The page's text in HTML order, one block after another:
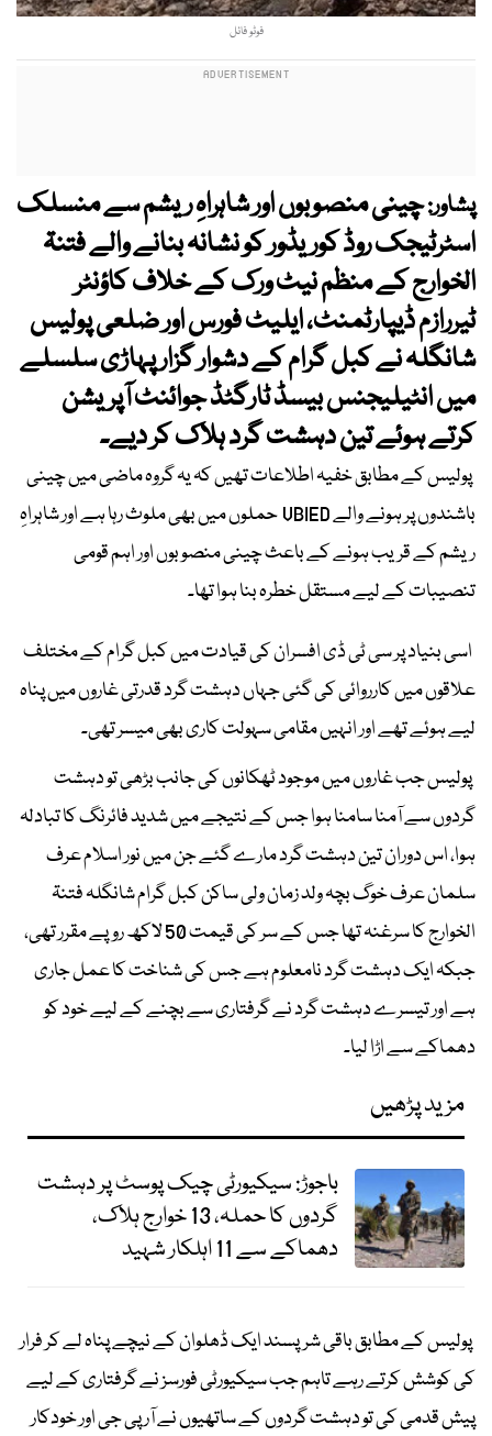
فوٹو فائل
پشاور:چینی منصوبوں اور شاہراہِ ریشم سے منسلک
اسٹرٹیجک روڈ کوریڈور کو نشانہ بنانے والے فتنۃ
الخوارج کے منظم نیٹ ورک کے خلاف کاؤنٹر
ٹیررازم ڈیپارٹمنٹ، ایلیٹ فورس اور ضلعی پولیس
شانگلہ نے کبل گرام کے دشوار گزار پہاڑی سلسلے
میں انٹیلیجنس بیسڈ ٹارگٹڈ جوائنٹ آپریشن
کرتے ہوئے تین دہشت گرد ہلاک کر دیے۔
پولیس کے مطابق خفیہ اطلاعات تھیں کہ یہ گروہ ماضی میں چینی
باشندوں پر ہونے والے VBIED حملوں میں بھی ملوث رہا ہے اور شاہراہِ
ریشم کے قریب ہونے کے باعث چینی منصوبوں اور اہم قومی
تنصیبات کے لیے مستقل خطرہ بنا ہوا تھا۔
اسی بنیاد پر سی ٹی ڈی افسران کی قیادت میں کبل گرام کے مختلف
علاقوں میں کارروائی کی گئی جہاں دہشت گرد قدرتی غاروں میں پناہ
لیے ہوئے تھے اور انہیں مقامی سہولت کاری بھی میسر تھی۔
پولیس جب غاروں میں موجود ٹھکانوں کی جانب بڑھی تو دہشت
گردوں سے آمنا سامنا ہوا جس کے نتیجے میں شدید فائرنگ کا تبادلہ
ہوا، اس دوران تین دہشت گرد مارے گئے جن میں نور اسلام عرف
سلمان عرف خوگ بچہ ولد زمان ولی ساکن کبل گرام شانگلہ فتنۃ
الخوارج کا سرغنہ تھا جس کے سر کی قیمت 50 لاکھ روپے مقرر تھی،
جبکہ ایک دہشت گرد نامعلوم ہے جس کی شناخت کا عمل جاری
ہے اور تیسرے دہشت گرد نے گرفتاری سے بچنے کے لیے خود کو
دھماکے سے اڑا لیا۔
مزید پڑھیں
باجوڑ: سیکیورٹی چیک پوسٹ پر دہشت
گردوں کا حملہ، 13 خوارج ہلاک،
دھماکے سے 11 اہلکار شہید
پولیس کے مطابق باقی شرپسند ایک ڈھلوان کے نیچے پناہ لے کر فرار
کی کوشش کرتے رہے تاہم جب سیکیورٹی فورسز نے گرفتاری کے لیے
پیش قدمی کی تو دہشت گردوں کے ساتھیوں نے آر پی جی اور خودکار